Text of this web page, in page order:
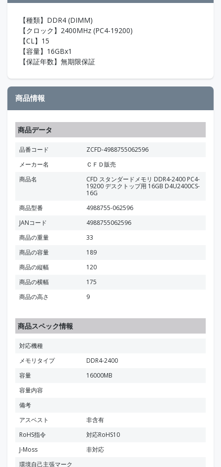
【種類】DDR4 (DIMM)
【クロック】2400MHz (PC4-19200)
【CL】15
【容量】16GBx1
【保証年数】無期限保証
商品情報
商品データ
品番コード
ZCFD-4988755062596
メーカー名
ＣＦＤ販売
商品名
CFD スタンダードメモリ DDR4-2400 PC4-
19200 デスクトップ用 16GB D4U2400CS-
16G
商品型番
4988755-062596
JANコード
4988755062596
商品の重量
33
商品の容量
189
商品の縦幅
120
商品の横幅
175
商品の高さ
9
商品スペック情報
対応機種
メモリタイプ
DDR4-2400
容量
16000MB
容量内容
備考
アスベスト
非含有
RoHS指令
対応RoHS10
J-Moss
非対応
環境自己主張マーク